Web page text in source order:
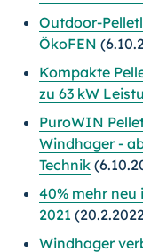
Outdoor-
ÖkoFEN
Kompakte
zu 63 kW
PuroWIN
Windhager -
Technik
40% mehr
2021
Windhager